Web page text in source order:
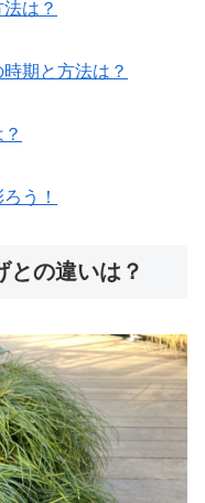
は？
期と方法は？
う！
との違いは？